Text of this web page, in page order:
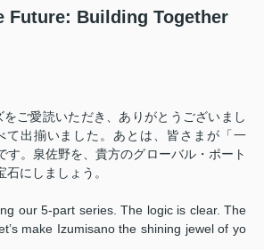
Future: Building Together
ご愛読いただき、ありがとうございまし
て出揃いました。あとは、皆さまが「一
す。泉佐野を、貴方のグローバル・ポート
にしましょう。
our 5-part series. The logic is clear. The
make Izumisano the shining jewel of yo